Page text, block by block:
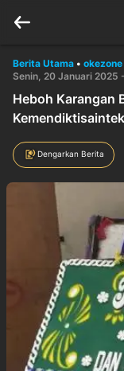
Berita Utama • okezone
Senin, 20 Januari 2025
Heboh Karangan
Dengarkan Berita